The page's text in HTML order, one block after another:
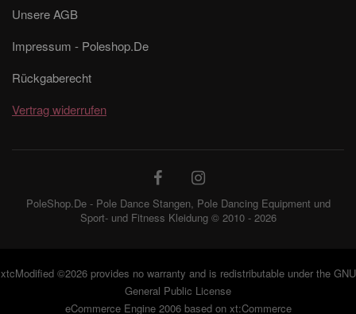
Unsere AGB
Impressum - Poleshop.De
Rückgaberecht
Vertrag widerrufen
PoleShop.De - Pole Dance Stangen, Pole Dancing Equipment und
Sport- und Fitness Kleidung © 2010 - 2026
xtcModified©2026 provides no warranty and is redistributable under the GNU
General Public License
eCommerce Engine 2006 based on xt:Commerce